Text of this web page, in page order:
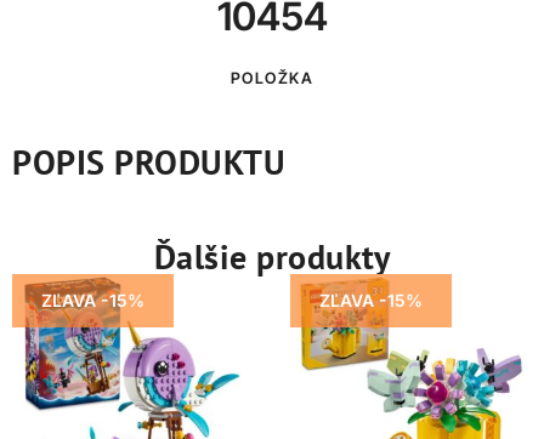
10454
POLOŽKA
POPIS PRODUKTU
Ďalšie produkty
ZĽAVA -15% ZĽAVA -15%